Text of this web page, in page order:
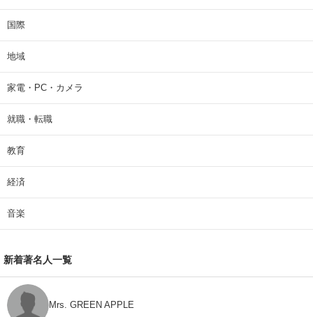
国際
地域
家電・PC・カメラ
就職・転職
教育
経済
音楽
新着著名人一覧
Mrs. GREEN APPLE